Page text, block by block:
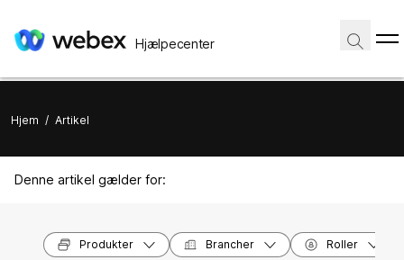
Hjælpecenter
Hjem / Artikel
Denne artikel gælder for:
Produkter Brancher Roller